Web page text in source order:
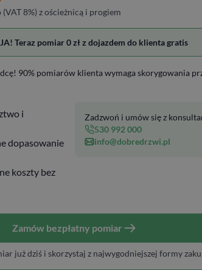
8%) z ościeżnicą i progiem
Teraz pomiar 0 zł z dojazdem do klienta gratis
90% pomiarów klienta wymaga skorygowania
i
dopasowanie
koszty bez
Zadzwoń i umów się z
530 992 000
info@dobredrzwi.pl
Zamów bezpłatny pomiar
już dziś i skorzystaj z najwygodniejszej formy